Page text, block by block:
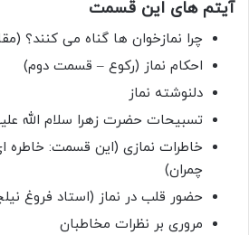
آیتم های این قسمت
چرا نمازخوان ها گناه می کنند؟
احکام نماز (رکوع – قسمت دوم)
دلنوشته نماز
تسبیحات حضرت زهرا سلام الله
خاطرات نمازی (این قسمت: خاطره
چمران)
حضور قلب در نماز (استاد فروغ
مروری بر نظرات مخاطبان